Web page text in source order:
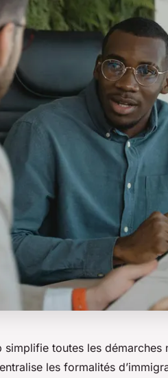
simplifie toutes les
les formalités